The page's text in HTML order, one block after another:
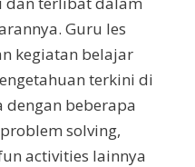
Guru les
kegiatan belajar
terkini di
dengan beberapa
solving,
activities lainnya